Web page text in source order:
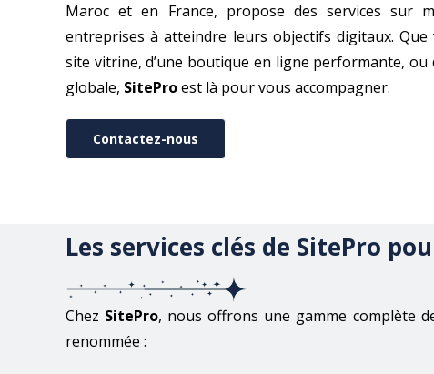
Maroc et en France, propose des services sur
entreprises à atteindre leurs objectifs digitaux. Que
site vitrine, d’une boutique en ligne performante, ou
globale, SiteProest là pour vous accompagner.
Contactez-nous
Les services clés de SitePro
Chez SitePro, nous offrons une gamme complète
renommée :